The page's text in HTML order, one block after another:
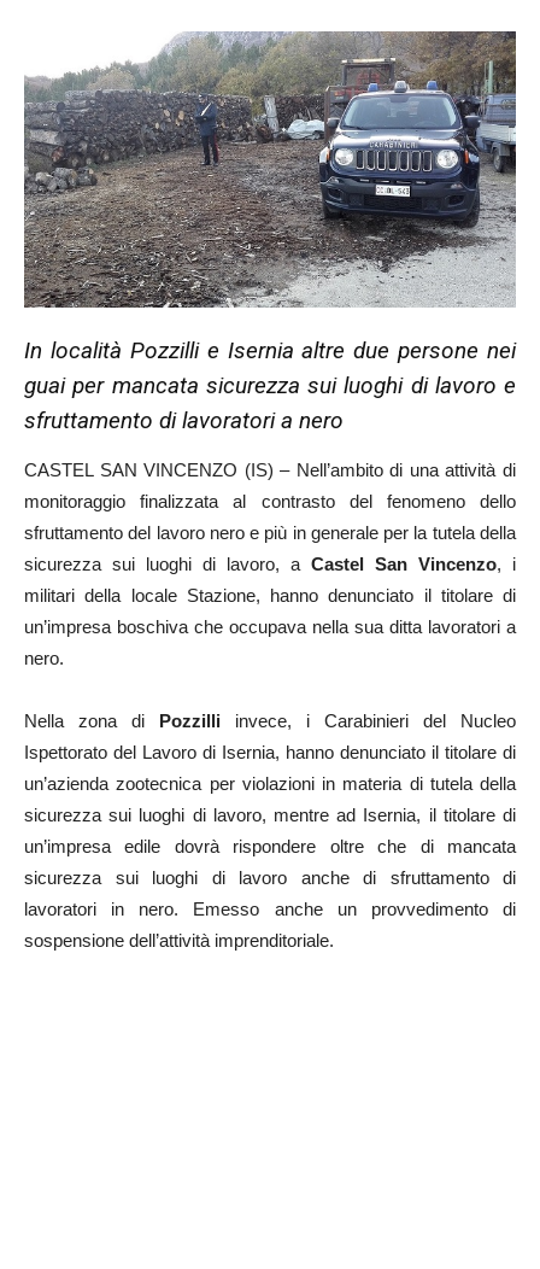
In località Pozzilli e Isernia altre due persone nei
guai per mancata sicurezza sui luoghi di lavoro e
sfruttamento di lavoratori a nero
CASTEL SAN VINCENZO (IS) – Nell’ambito di una attività di
monitoraggio finalizzata al contrasto del fenomeno dello
sfruttamento del lavoro nero e più in generale per la tutela della
sicurezza sui luoghi di lavoro, a Castel San Vincenzo, i
militari della locale Stazione, hanno denunciato il titolare di
un’impresa boschiva che occupava nella sua ditta lavoratori a
nero.
Nella zona di Pozzilli invece, i Carabinieri del Nucleo
Ispettorato del Lavoro di Isernia, hanno denunciato il titolare di
un’azienda zootecnica per violazioni in materia di tutela della
sicurezza sui luoghi di lavoro, mentre ad Isernia, il titolare di
un’impresa edile dovrà rispondere oltre che di mancata
sicurezza sui luoghi di lavoro anche di sfruttamento di
lavoratori in nero. Emesso anche un provvedimento di
sospensione dell’attività imprenditoriale.